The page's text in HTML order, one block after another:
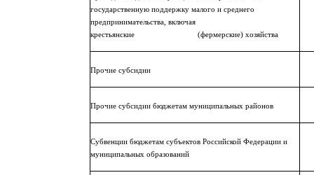
государственную поддержку малого и среднего
предпринимательства, включая
крестьянские
(фермерские) хозяйства
Прочие субсидии
Прочие субсидии бюджетам муниципальных районов
Субвенции бюджетам субъектов Российской Федерации и
муниципальных образований